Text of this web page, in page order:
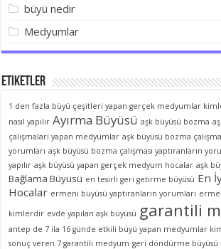
büyü nedir
Medyumlar
Etiketler
1 den fazla büyü çeşitleri yapan gerçek medyumlar
nasıl yapılır Ayırma Büyüsü aşk büyüsü bozma
çalışmaları yapan medyumlar aşk büyüsü bozma
yorumları aşk büyüsü bozma çalışması yaptıranların
yapılır aşk büyüsü yapan gerçek medyum hocalar aşk
Bağlama Büyüsü en tesirli geri getirme büyüsü En
Hocalar ermeni büyüsü yaptıranların yorumları
kimlerdir evde yapılan aşk büyüsü garantili
antep de 7 ila 16 günde etkili büyü yapan medyumlar
sonuç veren 7 garantili medyum geri döndürme büyüsü